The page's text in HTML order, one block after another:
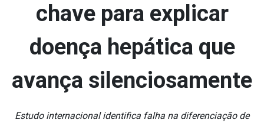
chave para explicar
doença hepática que
avança silenciosamente
Estudo internacional identifica falha na diferenciação de